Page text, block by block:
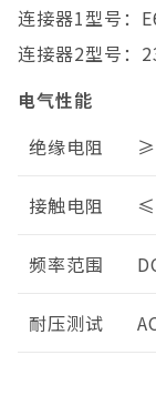
连接器1型号：
连接器2型号：
电气性能
绝缘电阻
接触电阻
频率范围
耐压测试